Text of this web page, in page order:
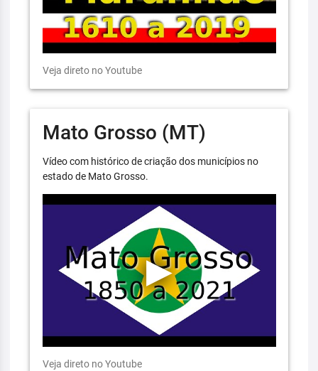
Veja direto no Youtube
Mato Grosso (MT)
Vídeo com histórico de criação dos municípios no
estado de Mato Grosso.
Veja direto no Youtube